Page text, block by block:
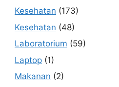
Kesehatan (173)
Kesehatan (48)
Laboratorium (59)
Laptop (1)
Makanan (2)